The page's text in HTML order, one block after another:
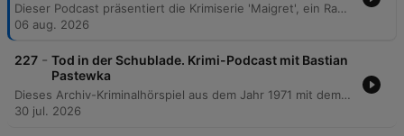
Dieser Podcast präsentiert die Krimiserie 'Maigret', ein Radiohörspiel aus dem Jahr 1961 basierend auf den Romanen von Georges Simenon. Im Fokus steht das erste Hörspiel 'Maigret und die Unbekannte', in dem die Ermittlungen rund um die Leiche eines jungen Mädchens am Place Vendôme sowie die Suche nach Spuren wie einem alten Foto und Zeugenaussagen thematisiert werden. Zusätzlich beleuchtet die Episode das filmische und hörspieltechnische Erbe der beteiligten Schauspieler, darunter Paul Dahlke, Ulrich Beiger und Lina Carstens. Die Folge schließt mit einem Rückblick auf die Maigret-Produktionen sowie musikalischen Verbindungen zum ZDF-Krimi 'Der Kommissar'.
06 aug. 2026
227 - Tod in der Schublade. Krimi-Podcast mit Bastian
Pastewka
Dieses Archiv-Kriminalhörspiel aus dem Jahr 1971 mit dem Titel 'Tod in der Schublade' behandelt den Fall von Mr. Onslow, der behauptet, einen Einbrecher erschossen zu haben. Die Ermittlungen von Inspektor Haskell und Sergeant Figgins decken jedoch eine Inszenierung auf, die schließlich zur Enthüllung einer Erpressung durch Mrs. Onslow führt. Die Episode beleuchtet zudem die Hintergründe des Falls, einschließlich der Entdeckung verbrannter Beweise und der Identifizierung des wahren Täters. Abschließend widmet sich der Podcast den Karrieren der legendären Schauspieler Günther Ungeheuer und Peter Fitz sowie deren prägenden Rollen in klassischen deutschen Hörspielkrimis.
30 jul. 2026